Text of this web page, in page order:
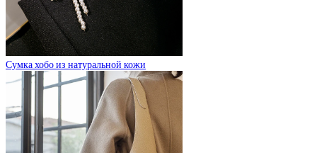
Сумка хобо из натуральной кожи